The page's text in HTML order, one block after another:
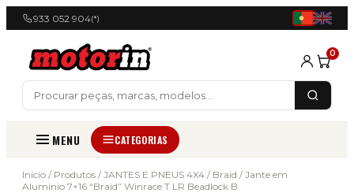
933 052 904(*)
0
MENU CATEGORIAS
Início / Produtos / JANTES E PNEUS 4X4 / Braid / Jante em
Alumínio 7×16 “Braid” Winrace T LR Beadlock B